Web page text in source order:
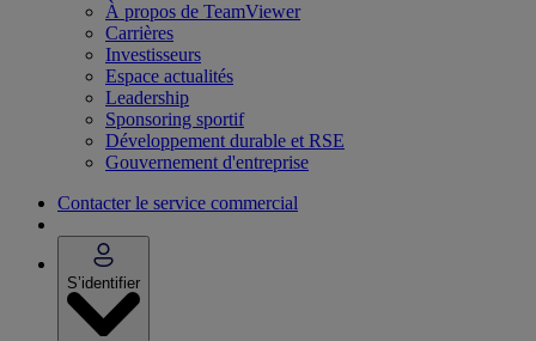
À propos de TeamViewer
Carrières
Investisseurs
Espace actualités
Leadership
Sponsoring sportif
Développement durable et RSE
Gouvernement d'entreprise
Contacter le service commercial
S’identifier